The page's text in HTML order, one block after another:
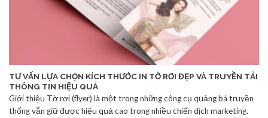
TƯ VẤN LỰA CHỌN KÍCH THƯỚC IN TỜ RƠI ĐẸP VÀ TRUYỀN TẢI
THÔNG TIN HIỆU QUẢ
Giới thiệu Tờ rơi (flyer) là một trong những công cụ quảng bá truyền
thống vẫn giữ được hiệu quả cao trong nhiều chiến dịch marketing.